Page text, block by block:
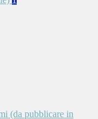
(da pubblicare in